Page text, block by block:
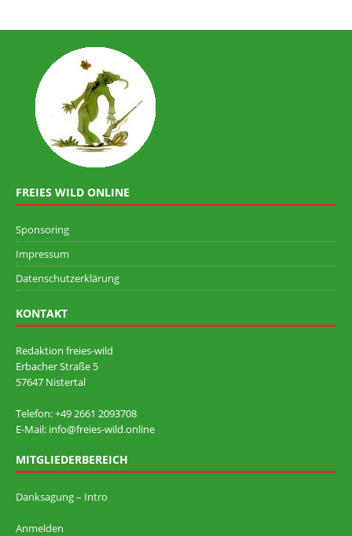
FREIES WILD ONLINE
Sponsoring
Impressum
Datenschutzerklärung
KONTAKT
Redaktion freies-wild
Erbacher Straße 5
57647 Nistertal
Telefon: +49 ‭2661 2093708
E-Mail: info@freies-wild.online
MITGLIEDERBEREICH
Danksagung – Intro
Anmelden